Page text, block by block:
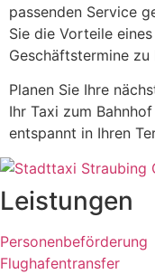
passenden Service
Sie die Vorteile
Geschäftstermine zu
Planen Sie Ihre
Ihr Taxi zum
entspannt in Ihren
Leistungen
Personenbeförderung
Flughafentransfer